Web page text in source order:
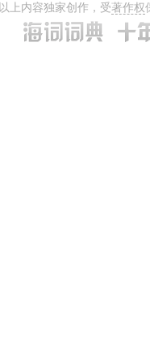
以上内容独家创作，受著作权